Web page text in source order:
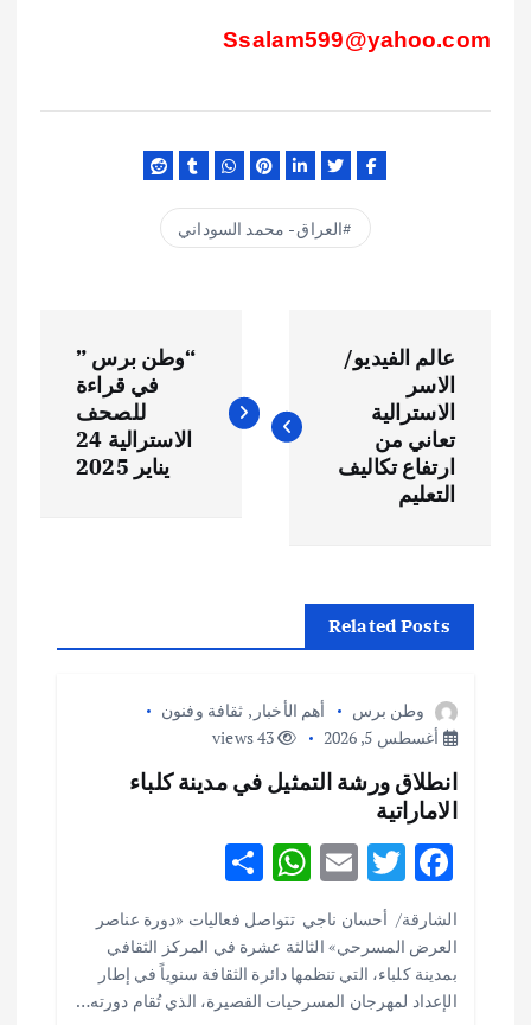
Ssalam599@yahoo.com
العراق - محمد السوداني
ص
ت
عالم الفيديو/
الاسر
الاسترالية
تعاني من
ارتفاع تكاليف
التعليم
“وطن برس ”
في قراءة
للصحف
الاسترالية 24
يناير 2025
Related Posts
وطن برس أهم الأخبار , ثقافة وفنون
أغسطس 5, 2026
43 views
انطلاق ورشة التمثيل في مدينة كلباء
الاماراتية
F
ac
e
b
o
T
w
it
te
r
E
ai
l
W
h
at
s
A
h
ar
e
الشارقة/ أحسان ناجي تتواصل فعاليات «دورة عناصر
العرض المسرحي» الثالثة عشرة في المركز الثقافي
بمدينة كلباء، التي تنظمها دائرة الثقافة سنوياً في إطار
الإعداد لمهرجان المسرحيات القصيرة، الذي تُقام دورته…